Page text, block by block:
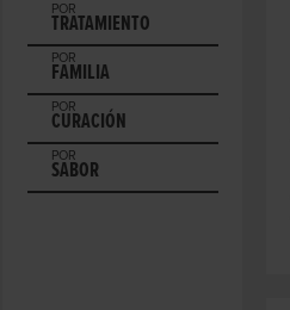
POR
TRATAMIENTO
POR
FAMILIA
POR
CURACIÓN
POR
SABOR